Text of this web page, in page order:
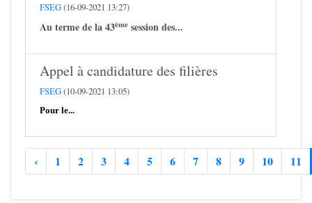
FSEG(16-09-2021 13:27)
Au terme de la 43ème session des...
Appel à candidature des filières
FSEG(10-09-2021 13:05)
Pour le...
‹ 1 2 3 4 5 6 7 8 9 10 11